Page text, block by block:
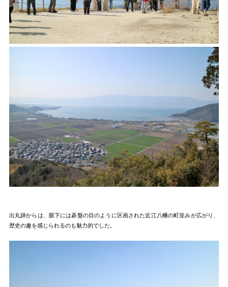
出丸跡からは、眼下には碁盤の目のように区画された近江八幡の町並みが広がり、
歴史の趣を感じられるのも魅力的でした。